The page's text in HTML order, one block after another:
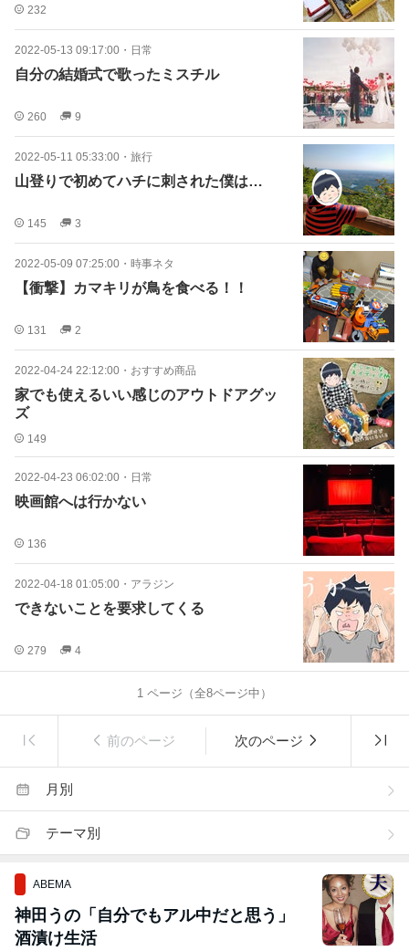
232
2022-05-13 09:17:00 ・ 日常
自分の結婚式で歌ったミスチル
260 9
2022-05-11 05:33:00 ・ 旅行
山登りで初めてハチに刺された僕は…
145 3
2022-05-09 07:25:00 ・ 時事ネタ
【衝撃】カマキリが鳥を食べる！！
131 2
2022-04-24 22:12:00 ・ おすすめ商品
家でも使えるいい感じのアウトドアグッ
ズ
149
2022-04-23 06:02:00 ・ 日常
映画館へは行かない
136
2022-04-18 01:05:00 ・ アラジン
できないことを要求してくる
279 4
1 ページ（全8ページ中）
前のページ 次のページ
月別
テーマ別
ABEMA
神田うの「自分でもアル中だと思う」
酒漬け生活